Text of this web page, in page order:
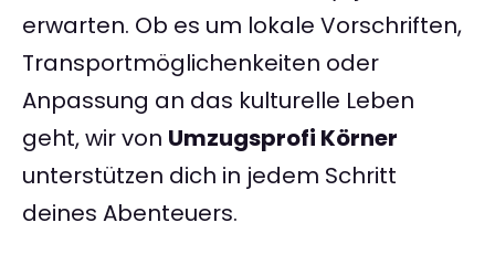
erwarten. Ob es um lokale Vorschriften,
Transportmöglichenkeiten oder
Anpassung an das kulturelle Leben
geht, wir von Umzugsprofi Körner
unterstützen dich in jedem Schritt
deines Abenteuers.